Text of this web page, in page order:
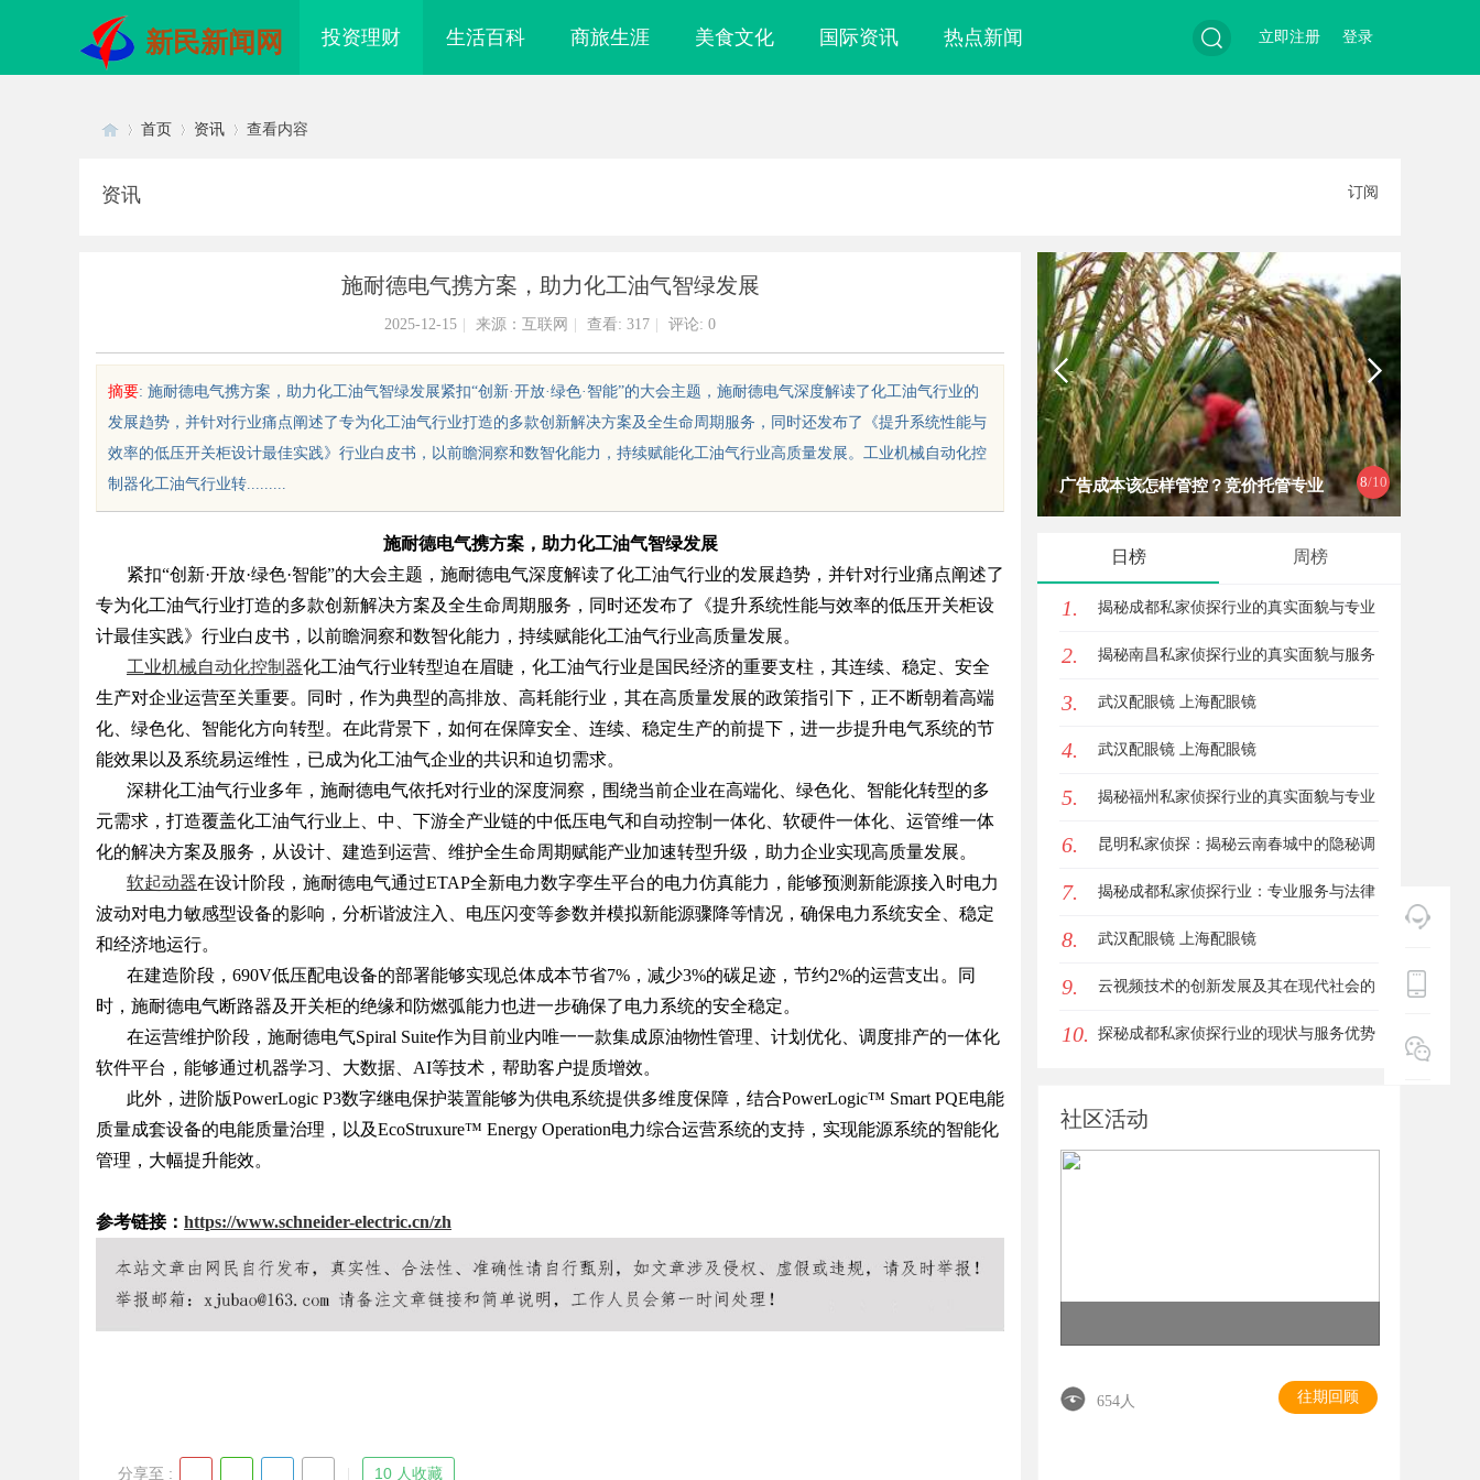
新民新闻网 投资理财 生活百科 商旅生涯 美食文化 国际资讯 热点新闻
索
登录
立即注册
sc
首页 资讯 查看内容
资讯 订阅
施耐德电气携方案，助力化工油气智绿发展
2025-12-15 来源：互联网 查看: 317 评论: 0
摘要: 施耐德电气携方案，助力化工油气智绿发展紧扣“创新·开放·绿色·智能”的大会主题，施耐德电气深度解读了化工油气行业的
发展趋势，并针对行业痛点阐述了专为化工油气行业打造的多款创新解决方案及全生命周期服务，同时还发布了《提升系统性能与
效率的低压开关柜设计最佳实践》行业白皮书，以前瞻洞察和数智化能力，持续赋能化工油气行业高质量发展。工业机械自动化控
制器化工油气行业转.........
施耐德电气携方案，助力化工油气智绿发展
紧扣“创新·开放·绿色·智能”的大会主题，施耐德电气深度解读了化工油气行业的发展趋势，并针对行业痛点阐述了
专为化工油气行业打造的多款创新解决方案及全生命周期服务，同时还发布了《提升系统性能与效率的低压开关柜设
计最佳实践》行业白皮书，以前瞻洞察和数智化能力，持续赋能化工油气行业高质量发展。
工业机械自动化控制器化工油气行业转型迫在眉睫，化工油气行业是国民经济的重要支柱，其连续、稳定、安全
生产对企业运营至关重要。同时，作为典型的高排放、高耗能行业，其在高质量发展的政策指引下，正不断朝着高端
化、绿色化、智能化方向转型。在此背景下，如何在保障安全、连续、稳定生产的前提下，进一步提升电气系统的节
能效果以及系统易运维性，已成为化工油气企业的共识和迫切需求。
深耕化工油气行业多年，施耐德电气依托对行业的深度洞察，围绕当前企业在高端化、绿色化、智能化转型的多
元需求，打造覆盖化工油气行业上、中、下游全产业链的中低压电气和自动控制一体化、软硬件一体化、运管维一体
化的解决方案及服务，从设计、建造到运营、维护全生命周期赋能产业加速转型升级，助力企业实现高质量发展。
软起动器在设计阶段，施耐德电气通过ETAP全新电力数字孪生平台的电力仿真能力，能够预测新能源接入时电力
波动对电力敏感型设备的影响，分析谐波注入、电压闪变等参数并模拟新能源骤降等情况，确保电力系统安全、稳定
和经济地运行。
在建造阶段， 690V低压配电设备的部署能够实现总体成本节省7%，减少3%的碳足迹，节约2%的运营支出。同
时，施耐德电气断路器及开关柜的绝缘和防燃弧能力也进一步确保了电力系统的安全稳定。
在运营维护阶段，施耐德电气Spiral Suite作为目前业内唯一一款集成原油物性管理、计划优化、调度排产的一体化
软件平台，能够通过机器学习、大数据、AI等技术，帮助客户提质增效。
此外，进阶版PowerLogic P3数字继电保护装置能够为供电系统提供多维度保障，结合PowerLogic™ Smart PQE电能
质量成套设备的电能质量治理，以及EcoStruxure™ Energy Operation电力综合运营系统的支持，实现能源系统的智能化
管理，大幅提升能效。
参考链接： https://www.schneider-electric.cn/zh
分享至 : 10 人收藏
8/10
云看看”：引领未来视觉体验的
守护者
广告成本该怎样管控？竞价托管专业
日榜 周榜
1. 揭秘成都私家侦探行业的真实面貌与专业
服务
2. 揭秘南昌私家侦探行业的真实面貌与服务
价值详解
3. 武汉配眼镜 上海配眼镜
4. 武汉配眼镜 上海配眼镜
5. 揭秘福州私家侦探行业的真实面貌与专业
服务
6. 昆明私家侦探：揭秘云南春城中的隐秘调
查力量
7. 揭秘成都私家侦探行业：专业服务与法律
边界解析
8. 武汉配眼镜 上海配眼镜
9. 云视频技术的创新发展及其在现代社会的
广泛应用
10. 探秘成都私家侦探行业的现状与服务优势
社区活动
654人 往期回顾